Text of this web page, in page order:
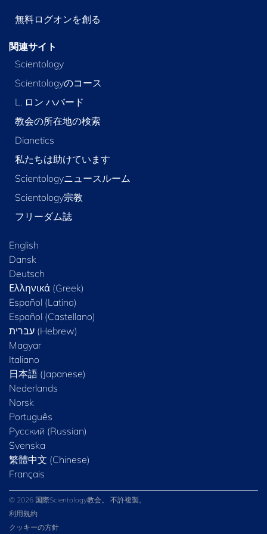
無料ログオンを創る
関連サイト
Scientology
Scientologyのコース
L. ロン ハバード
教会の所在地の検索
Dianetics
私たちは助けています
Scientologyニュースルーム
Scientology宗教
フリーダム誌
English
Dansk
Deutsch
Ελληνικά (Greek)
Español (Latino)
Español (Castellano)
Magyar
Italiano
日本語 (Japanese)
Nederlands
Norsk
Português
Русский (Russian)
Svenska
繁體中文 (Chinese)
Français
© 2026 国際Scientology教会。 不許複製。
利用規約
クッキーの方針